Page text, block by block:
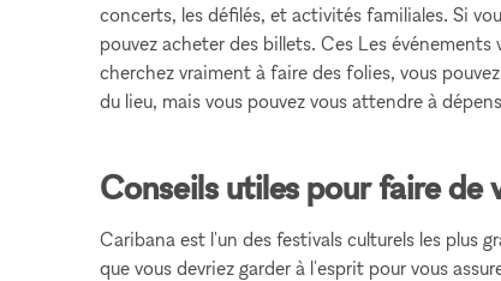
concerts, les défilés, et activités familiales. Si
pouvez acheter des billets. Ces Les
cherchez vraiment à faire des folies, vous
du lieu, mais vous pouvez vous attendre à
Conseils utiles pour faire de
Caribana est l'un des festivals culturels les plus
que vous devriez garder à l'esprit pour vous